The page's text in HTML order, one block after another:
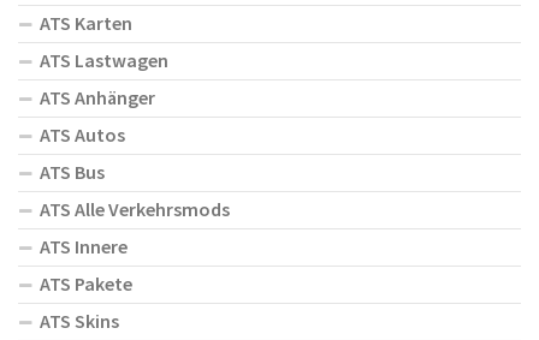
ATS Karten
ATS Lastwagen
ATS Anhänger
ATS Autos
ATS Bus
ATS Alle Verkehrsmods
ATS Innere
ATS Pakete
ATS Skins